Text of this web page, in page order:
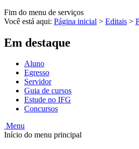
Fim do menu de serviços
Você está aqui: Página inicial > Editais >
Em destaque
Aluno
Egresso
Servidor
Guia de cursos
Estude no IFG
Concursos
Menu
Início do menu principal